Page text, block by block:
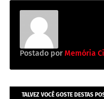
Postado por Memória
TALVEZ VOCÊ GOSTE DESTAS